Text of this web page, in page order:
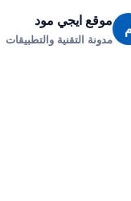
موقع ايجي مود
مدونة التقنية والتطبيقات